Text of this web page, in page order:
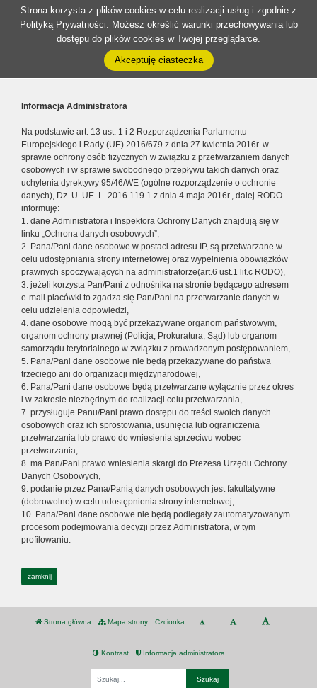
Strona korzysta z plików cookies w celu realizacji usług i zgodnie z
Polityką Prywatności. Możesz określić warunki przechowywania lub
dostępu do plików cookies w Twojej przeglądarce.
Akceptuję ciasteczka
Informacja Administratora
Na podstawie art. 13 ust. 1 i 2 Rozporządzenia Parlamentu
Europejskiego i Rady (UE) 2016/679 z dnia 27 kwietnia 2016r. w
sprawie ochrony osób fizycznych w związku z przetwarzaniem danych
osobowych i w sprawie swobodnego przepływu takich danych oraz
uchylenia dyrektywy 95/46/WE (ogólne rozporządzenie o ochronie
danych), Dz. U. UE. L. 2016.119.1 z dnia 4 maja 2016r., dalej RODO
informuję:
1. dane Administratora i Inspektora Ochrony Danych znajdują się w
linku „Ochrona danych osobowych”,
2. Pana/Pani dane osobowe w postaci adresu IP, są przetwarzane w
celu udostępniania strony internetowej oraz wypełnienia obowiązków
prawnych spoczywających na administratorze(art.6 ust.1 lit.c RODO),
3. jeżeli korzysta Pan/Pani z odnośnika na stronie będącego adresem
e-mail placówki to zgadza się Pan/Pani na przetwarzanie danych w
celu udzielenia odpowiedzi,
4. dane osobowe mogą być przekazywane organom państwowym,
organom ochrony prawnej (Policja, Prokuratura, Sąd) lub organom
samorządu terytorialnego w związku z prowadzonym postępowaniem,
5. Pana/Pani dane osobowe nie będą przekazywane do państwa
trzeciego ani do organizacji międzynarodowej,
6. Pana/Pani dane osobowe będą przetwarzane wyłącznie przez okres
i w zakresie niezbędnym do realizacji celu przetwarzania,
7. przysługuje Panu/Pani prawo dostępu do treści swoich danych
osobowych oraz ich sprostowania, usunięcia lub ograniczenia
przetwarzania lub prawo do wniesienia sprzeciwu wobec
przetwarzania,
8. ma Pan/Pani prawo wniesienia skargi do Prezesa Urzędu Ochrony
Danych Osobowych,
9. podanie przez Pana/Panią danych osobowych jest fakultatywne
(dobrowolne) w celu udostępnienia strony internetowej,
10. Pana/Pani dane osobowe nie będą podlegały zautomatyzowanym
procesom podejmowania decyzji przez Administratora, w tym
profilowaniu.
zamknij
Strona główna Mapa strony Czcionka
Kontrast Informacja administratora